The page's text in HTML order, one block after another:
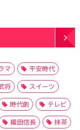
マ
平安時代
将
スイーツ
時代劇
テレビ
織田信長
抹茶